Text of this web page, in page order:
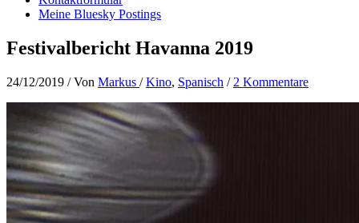
Meine Bluesky Postings
Festivalbericht Havanna 2019
24/12/2019 / Von Markus /Kino, Spanisch / 2 Kommentare